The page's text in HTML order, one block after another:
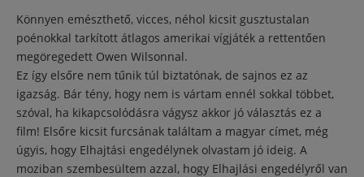
Könnyen emészthető, vicces, néhol kicsit gusztustalan
poénokkal tarkított átlagos amerikai vígjáték a rettentően
megöregedett Owen Wilsonnal.
Ez így elsőre nem tűnik túl biztatónak, de sajnos ez az
igazság. Bár tény, hogy nem is vártam ennél sokkal többet,
szóval, ha kikapcsolódásra vágysz akkor jó választás ez a
film! Elsőre kicsit furcsának találtam a magyar címet, még
úgyis, hogy Elhajtási engedélynek olvastam jó ideig. A
moziban szembesültem azzal, hogy Elhajlási engedélyről van